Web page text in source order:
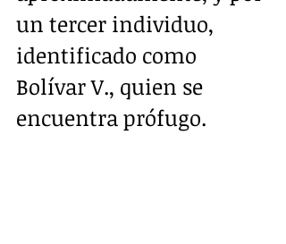
un tercer individuo,
identificado como
Bolívar V., quien se
encuentra prófugo.